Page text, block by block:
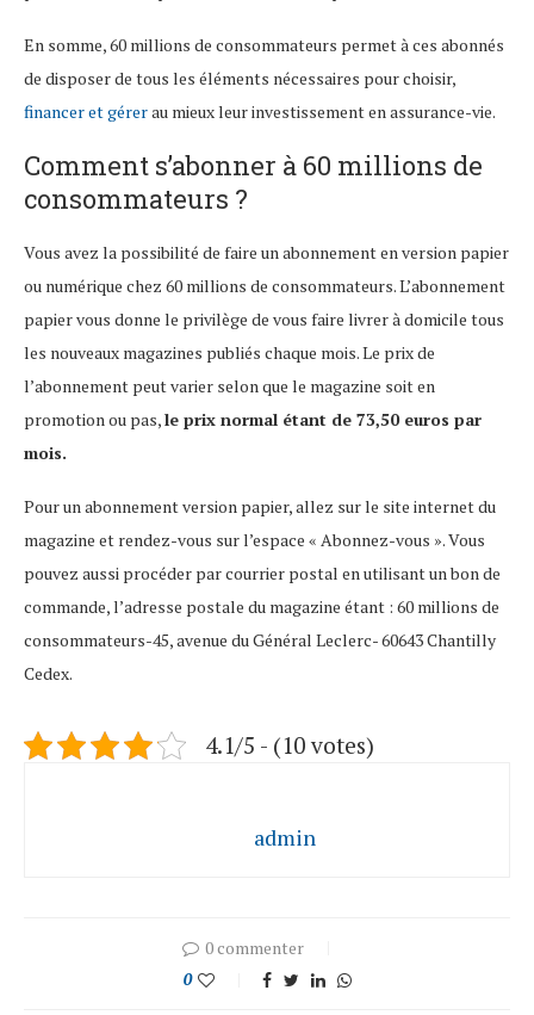
En somme, 60 millions de consommateurs permet à ces abonnés
de disposer de tous les éléments nécessaires pour choisir,
financer et gérerau mieux leur investissement en assurance-vie.
Comment s’abonner à 60 millions de
consommateurs ?
Vous avez la possibilité de faire un abonnement en version papier
ou numérique chez 60 millions de consommateurs. L’abonnement
papier vous donne le privilège de vous faire livrer à domicile tous
les nouveaux magazines publiés chaque mois. Le prix de
l’abonnement peut varier selon que le magazine soit en
promotion ou pas,le prix normal étant de 73,50 euros par
mois.
Pour un abonnement version papier, allez sur le site internet du
magazine et rendez-vous sur l’espace « Abonnez-vous ». Vous
pouvez aussi procéder par courrier postal en utilisant un bon de
commande, l’adresse postale du magazine étant : 60 millions de
consommateurs-45, avenue du Général Leclerc- 60643 Chantilly
Cedex.
4.1/5 - (10 votes)
admin
0 commenter
0